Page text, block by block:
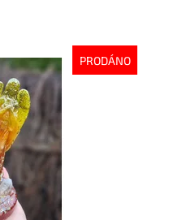
PRODÁNO